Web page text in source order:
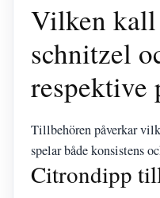
Vilken kall
schnitzel
respektive
Tillbehören påverkar
spelar både konsistens
Citrondipp